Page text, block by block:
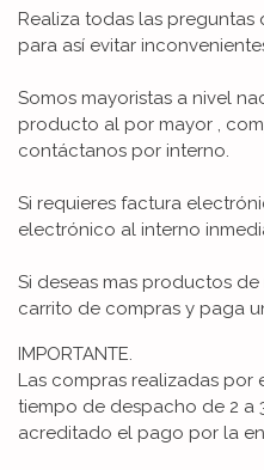
Realiza todas las
para así evitar
Somos mayoristas a nivel
producto al por mayor ,
contáctanos por interno.
Si requieres factura
electrónico al interno
Si deseas mas productos
carrito de compras y paga
IMPORTANTE.
Las compras realizadas por
tiempo de despacho de 2 a
acreditado el pago por la